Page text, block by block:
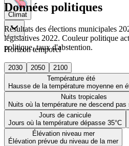
Climat
Horizon temporel
2030 2050
2100
Température été
Hausse de la température moyenne en
Nuits tropicales
Nuits où la température ne descend pas
Jours de canicule
Jours où la température dépasse 35°C
Élévation niveau mer
Élévation prévue du niveau de la mer
Données politiques
Résultats des élections municipales
législatives 2022. Couleur politique
politique, taux d'abstention.